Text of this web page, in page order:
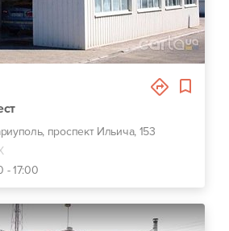
проспект Ильича, 153
- 17:00